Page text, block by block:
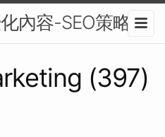
內容-SEO策略
(397)